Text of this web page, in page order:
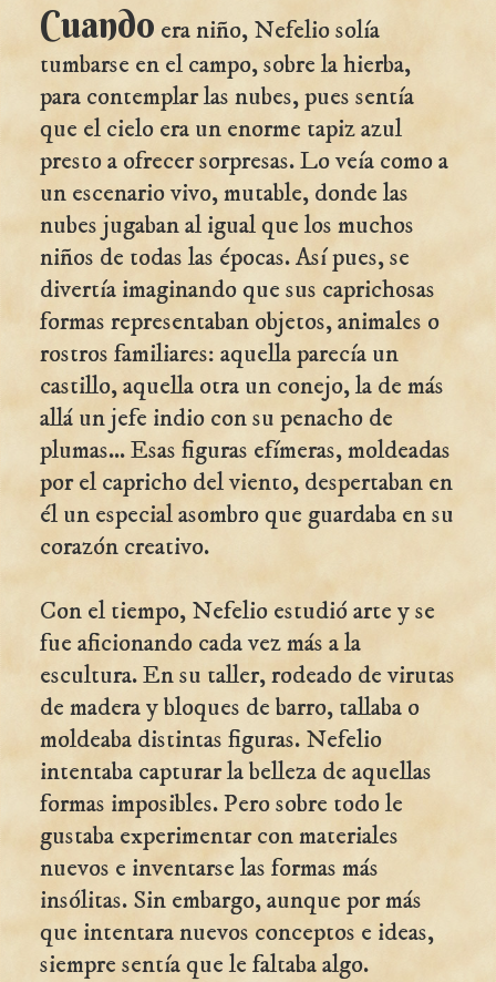
Cuando era niño, Nefelio solía
tumbarse en el campo, sobre la hierba,
para contemplar las nubes, pues sentía
que el cielo era un enorme tapiz azul
presto a ofrecer sorpresas. Lo veía como a
un escenario vivo, mutable, donde las
nubes jugaban al igual que los muchos
niños de todas las épocas. Así pues, se
divertía imaginando que sus caprichosas
formas representaban objetos, animales o
rostros familiares: aquella parecía un
castillo, aquella otra un conejo, la de más
allá un jefe indio con su penacho de
plumas... Esas figuras efímeras, moldeadas
por el capricho del viento, despertaban en
él un especial asombro que guardaba en su
corazón creativo.
Con el tiempo, Nefelio estudió arte y se
fue aficionando cada vez más a la
escultura. En su taller, rodeado de virutas
de madera y bloques de barro, tallaba o
moldeaba distintas figuras. Nefelio
intentaba capturar la belleza de aquellas
formas imposibles. Pero sobre todo le
gustaba experimentar con materiales
nuevos e inventarse las formas más
insólitas. Sin embargo, aunque por más
que intentara nuevos conceptos e ideas,
siempre sentía que le faltaba algo.